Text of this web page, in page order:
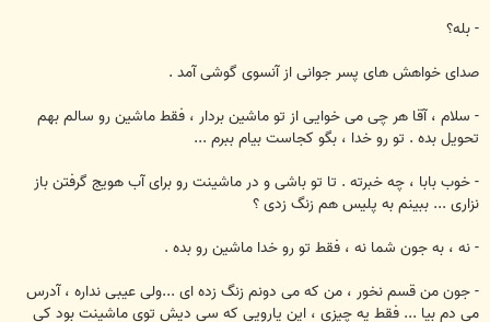
- بله؟
صدای خواهش های پسر جوانی از آنسوی گوشی آمد .
- سلام ، آقا هر چی می خوایی از تو ماشین بردار ، فقط ماشین رو سالم بهم
تحویل بده . تو رو خدا ، بگو کجاست بیام ببرم ...
- خوب بابا ، چه خبرته . تا تو باشی و در ماشینت رو برای آب هویج گرفتن باز
نزاری ... ببینم به پلیس هم زنگ زدی ؟
- نه ، به جون شما نه ، فقط تو رو خدا ماشین رو بده .
- جون من قسم نخور ، من که می دونم زنگ زده ای ...ولی عیبی نداره ، آدرس
می دم بیا ... فقط یه چیزی ، این یارویی که سی دیش توی ماشینت بود کی